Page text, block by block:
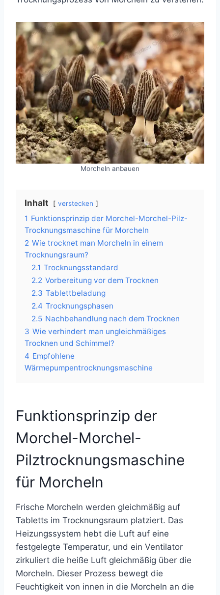
Morcheln anbauen
Inhalt verstecken
1 Funktionsprinzip der Morchel-Morchel-Pilz-
Trocknungsmaschine für Morcheln
2 Wie trocknet man Morcheln in einem
Trocknungsraum?
2.1 Trocknungsstandard
2.2 Vorbereitung vor dem Trocknen
2.3 Tablettbeladung
2.4 Trocknungsphasen
2.5 Nachbehandlung nach dem Trocknen
3 Wie verhindert man ungleichmäßiges
Trocknen und Schimmel?
4 Empfohlene
Wärmepumpentrocknungsmaschine
Funktionsprinzip der
Morchel-Morchel-
Pilztrocknungsmaschine
für Morcheln
Frische Morcheln werden gleichmäßig auf
Tabletts im Trocknungsraum platziert. Das
Heizungssystem hebt die Luft auf eine
festgelegte Temperatur, und ein Ventilator
zirkuliert die heiße Luft gleichmäßig über die
Morcheln. Dieser Prozess bewegt die
Feuchtigkeit von innen in die Morcheln an die